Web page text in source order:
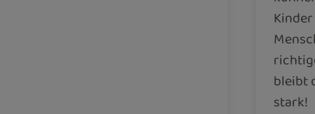
bleibt
stark!